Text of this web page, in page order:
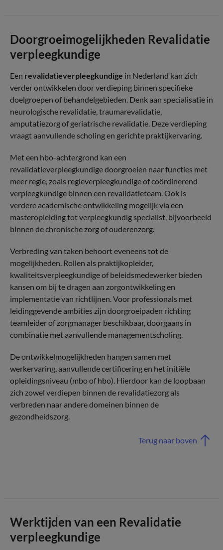
Doorgroeimogelijkheden Revalidatie
verpleegkundige
Een revalidatieverpleegkundige in Nederland kan zich
verder ontwikkelen door verdieping binnen specifieke
doelgroepen of behandelgebieden. Denk aan specialisatie in
neurologische revalidatie, traumarevalidatie,
amputatiezorg of geriatrische revalidatie. Deze verdieping
vraagt aanvullende scholing en gerichte praktijkervaring.
Met een hbo-achtergrond kan een
revalidatieverpleegkundige doorgroeien naar functies met
meer regie, zoals regieverpleegkundige of coördinerend
verpleegkundige binnen een revalidatieteam. Ook is
verdere academische ontwikkeling mogelijk via een
masteropleiding tot verpleegkundig specialist, bijvoorbeeld
binnen de chronische zorg of ouderenzorg.
Verbreding van taken behoort eveneens tot de
mogelijkheden. Rollen als praktijkopleider,
kwaliteitsverpleegkundige of beleidsmedewerker bieden
kansen om bij te dragen aan zorgontwikkeling en
implementatie van richtlijnen. Voor professionals met
leidinggevende ambities zijn doorgroeipaden richting
teamleider of zorgmanager beschikbaar, doorgaans in
combinatie met aanvullende managementscholing.
De ontwikkelmogelijkheden hangen samen met
werkervaring, aanvullende certificering en het initiële
opleidingsniveau (mbo of hbo). Hierdoor kan de loopbaan
zich zowel verdiepen binnen de revalidatiezorg als
verbreden naar andere domeinen binnen de
gezondheidszorg.
Terug naar boven
Werktijden van een Revalidatie
verpleegkundige